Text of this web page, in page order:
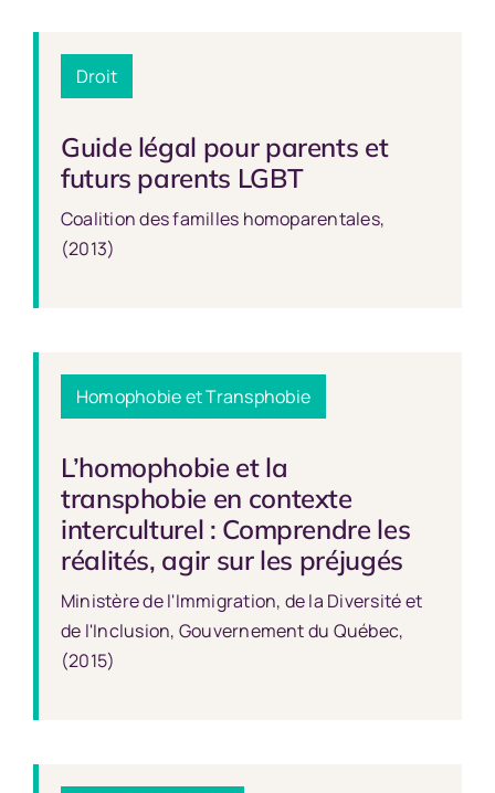
Droit
Guide légal pour parents et
futurs parents LGBT
Coalition des familles homoparentales,
(2013)
Homophobie et Transphobie
L’homophobie et la
transphobie en contexte
interculturel : Comprendre les
réalités, agir sur les préjugés
Ministère de l'Immigration, de la Diversité et
de l'Inclusion, Gouvernement du Québec,
(2015)